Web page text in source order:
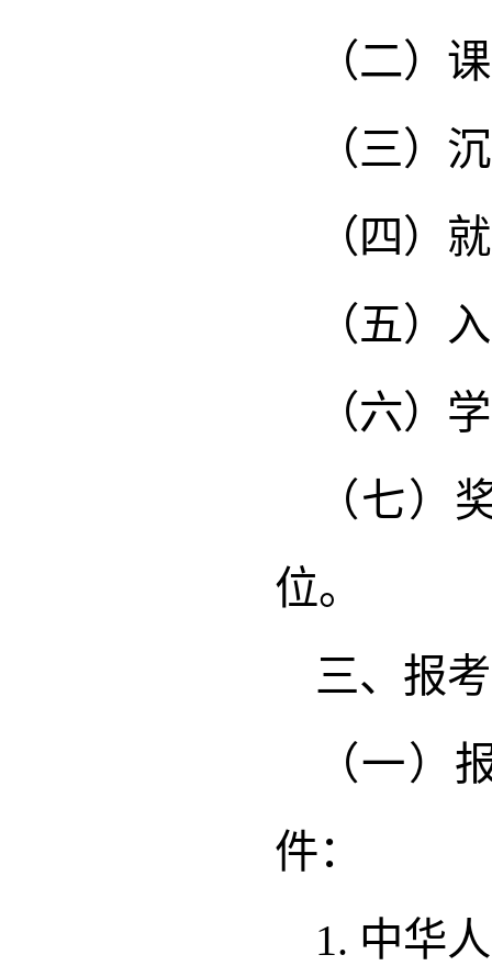
（二）
（三）
（四）
（五）
（六）
（七）
位。
三、报考
（一）
件：
1. 中华